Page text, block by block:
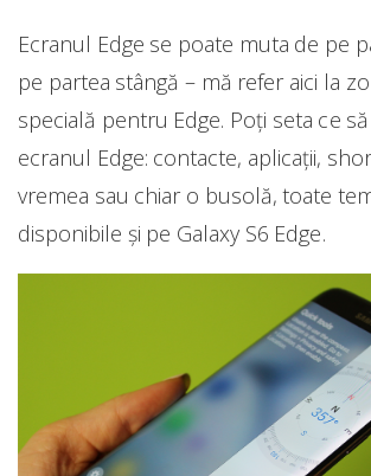
Ecranul Edge se poate muta de pe
pe partea stângă – mă refer aici la
specială pentru Edge. Poți seta ce
ecranul Edge: contacte, aplicații,
vremea sau chiar o busolă, toate
disponibile și pe Galaxy S6 Edge.